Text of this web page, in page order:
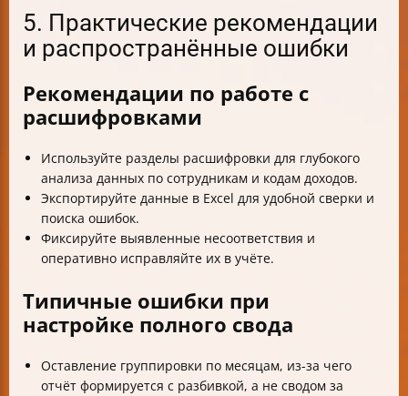
5. Практические рекомендации
и распространённые ошибки
Рекомендации по работе с
расшифровками
Используйте разделы расшифровки для глубокого
анализа данных по сотрудникам и кодам доходов.
Экспортируйте данные в Excel для удобной сверки и
поиска ошибок.
Фиксируйте выявленные несоответствия и
оперативно исправляйте их в учёте.
Типичные ошибки при
настройке полного свода
Оставление группировки по месяцам, из-за чего
отчёт формируется с разбивкой, а не сводом за